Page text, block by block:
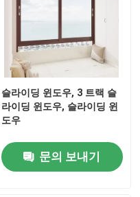
슬라이딩 윈도우, 3 트랙 슬
라이딩 윈도우, 슬라이딩 윈
도우
문의 보내기